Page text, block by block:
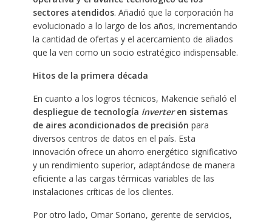
sectores atendidos. Añadió que la corporación ha
evolucionado a lo largo de los años, incrementando
la cantidad de ofertas y el acercamiento de aliados
que la ven como un socio estratégico indispensable.
Hitos de la primera década
En cuanto a los logros técnicos, Makencie señaló el
despliegue de tecnología inverteren sistemas
de aires acondicionados de precisión para
diversos centros de datos en el país. Esta
innovación ofrece un ahorro energético significativo
y un rendimiento superior, adaptándose de manera
eficiente a las cargas térmicas variables de las
instalaciones críticas de los clientes.
Por otro lado, Omar Soriano, gerente de servicios,